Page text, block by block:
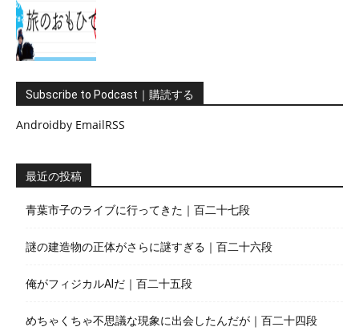
Subscribe to Podcast｜購読する
Androidby EmailRSS
最近の投稿
青葉市子のライブに行ってきた｜百二十七段
謎の建造物の正体がさらに謎すぎる｜百二十六段
俺がフィジカルAIだ｜百二十五段
めちゃくちゃ不思議な現象に出会したんだが｜百二十四段